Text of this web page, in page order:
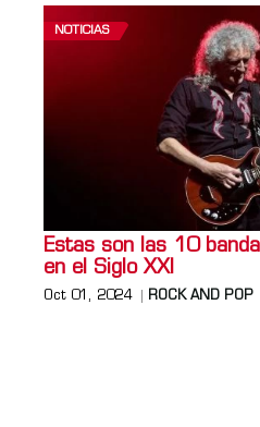
NOTICIAS
Estas son las 10
en el Siglo XXI
Oct 01, 2024 ROCK AND POP